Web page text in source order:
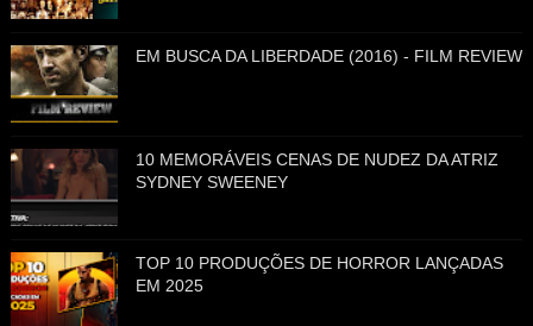
EM BUSCA DA LIBERDADE (2016) - FILM REVIEW
10 MEMORÁVEIS CENAS DE NUDEZ DA ATRIZ
SYDNEY SWEENEY
TOP 10 PRODUÇÕES DE HORROR LANÇADAS
EM 2025